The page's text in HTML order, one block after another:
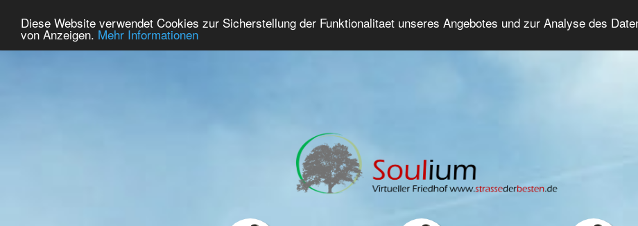
Diese Website verwendet Cookies zur Sicherstellung der Funktionalitaet unseres Angebotes und zur Analyse des
von Anzeigen. Mehr Informationen
Home Premium Gedenken Trauerforum Erweiterte Suche Anmelden